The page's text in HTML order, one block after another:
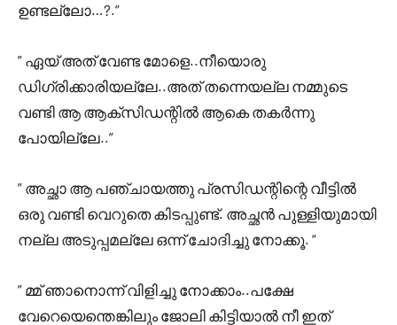
ഉണ്ടല്ലോ…?.”
” ഏയ്‌ അത് വേണ്ട മോളെ..നീയൊരു
ഡിഗ്രിക്കാരിയല്ലേ..അത് തന്നെയല്ല നമ്മുടെ
വണ്ടി ആ ആക്‌സിഡന്റിൽ ആകെ തകർന്നു
പോയില്ലേ..”
” അച്ഛാ ആ പഞ്ചായത്തു പ്രസിഡന്റിന്റെ വീട്ടിൽ
ഒരു വണ്ടി വെറുതെ കിടപ്പുണ്ട്. അച്ഛൻ പുള്ളിയുമായി
നല്ല അടുപ്പമല്ലേ ഒന്ന് ചോദിച്ചു നോക്കൂ. “
” മ്മ് ഞാനൊന്ന് വിളിച്ചു നോക്കാം..പക്ഷേ
വേറെയെന്തെങ്കിലും ജോലി കിട്ടിയാൽ നീ ഇത്